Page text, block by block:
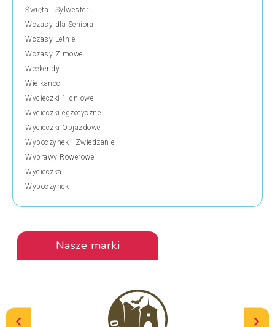
Święta i Sylwester
Wczasy dla Seniora
Wczasy Letnie
Wczasy Zimowe
Weekendy
Wielkanoc
Wycieczki 1-dniowe
Wycieczki egzotyczne
Wycieczki Objazdowe
Wypoczynek i Zwiedzanie
Wyprawy Rowerowe
Wycieczka
Wypoczynek
Nasze marki